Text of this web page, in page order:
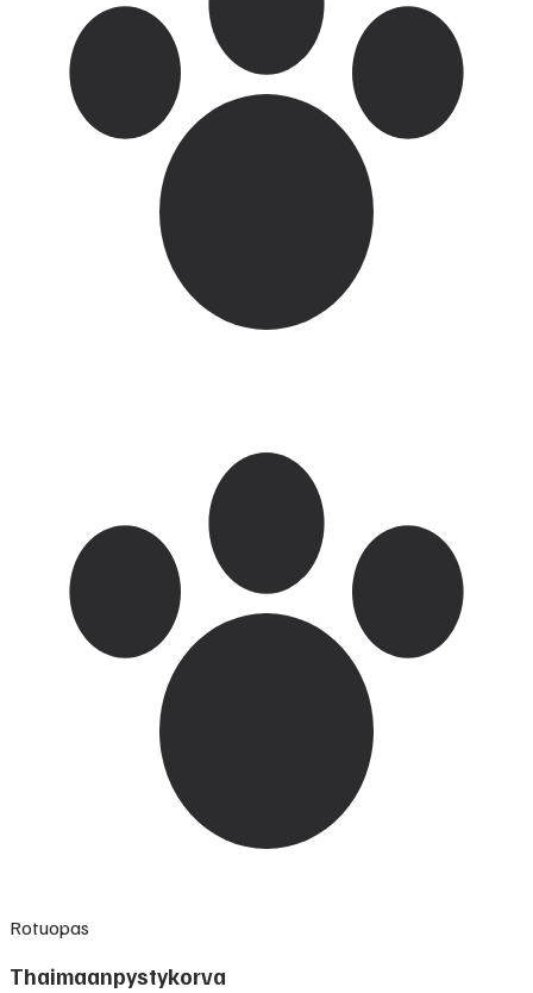
Rotuopas
Thaimaanpystykorva